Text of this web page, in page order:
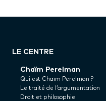
LE CENTRE
Chaïm Perelman
Qui est Chaïm Perelman ?
Le traité de l’argumentation
Droit et philosophie